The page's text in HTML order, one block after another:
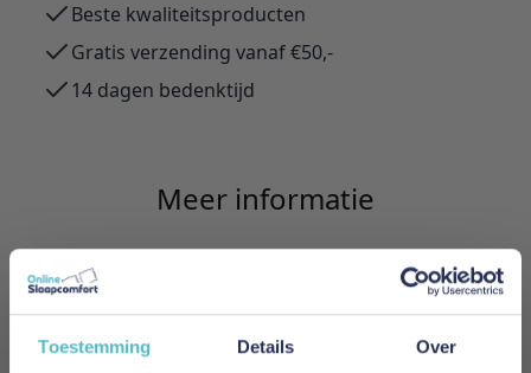
Toestemming Details Over
Beste kwaliteitsproducten
Gratis verzending vanaf €50,-
14 dagen bedenktijd
Meer informatie
Merk